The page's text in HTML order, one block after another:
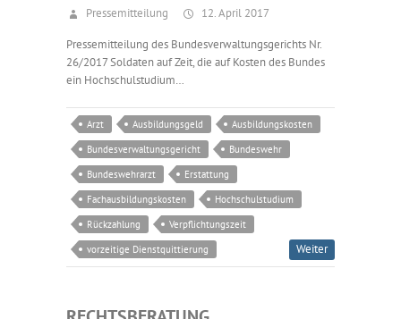
Pressemitteilung 12. April 2017
Pressemitteilung des Bundesverwaltungsgerichts Nr.
26/2017 Soldaten auf Zeit, die auf Kosten des Bundes
ein Hochschulstudium…
Arzt Ausbildungsgeld
Ausbildungskosten
Bundesverwaltungsgericht
Bundeswehr
Bundeswehrarzt
Erstattung
Fachausbildungskosten
Hochschulstudium
Rückzahlung
Verpflichtungszeit
vorzeitige Dienstquittierung
Weiter